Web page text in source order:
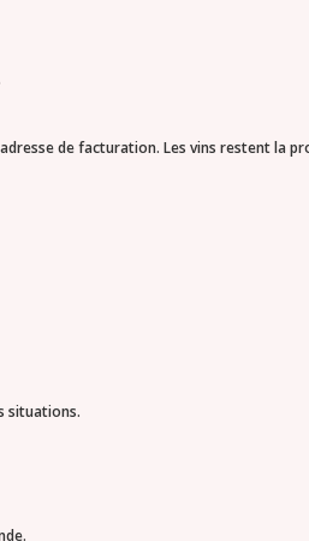
de facturation. Les vins restent la
situations.